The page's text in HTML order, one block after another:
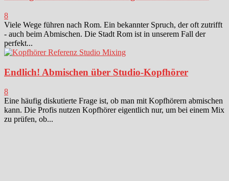
8
Viele Wege führen nach Rom. Ein bekannter Spruch, der oft zutrifft
- auch beim Abmischen. Die Stadt Rom ist in unserem Fall der
perfekt...
Endlich! Abmischen über Studio-Kopfhörer
8
Eine häufig diskutierte Frage ist, ob man mit Kopfhörern abmischen
kann. Die Profis nutzen Kopfhörer eigentlich nur, um bei einem Mix
zu prüfen, ob...